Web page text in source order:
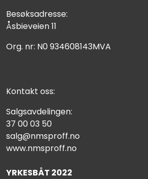
Besøksadresse:
Åsbieveien 11
Org. nr: N0 934608143MVA
Kontakt oss:
Salgsavdelingen:
37 00 03 50
salg@nmsproff.no
www.nmsproff.no
YRKESBÅT 2022